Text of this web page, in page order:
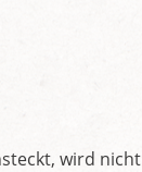
wird nicht